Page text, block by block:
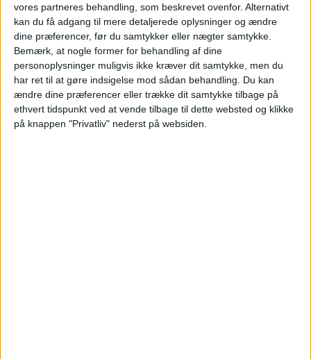
vores partneres behandling, som beskrevet ovenfor. Alternativt
kan du få adgang til mere detaljerede oplysninger og ændre
dine præferencer, før du samtykker eller nægter samtykke.
Bemærk, at nogle former for behandling af dine
personoplysninger muligvis ikke kræver dit samtykke, men du
har ret til at gøre indsigelse mod sådan behandling.
Du kan
ændre dine præferencer eller trække dit samtykke tilbage på
ethvert tidspunkt ved at vende tilbage til dette websted og klikke
på knappen "Privatliv" nederst på websiden.
Atlanta er stadig verdens
travleste lufthavn